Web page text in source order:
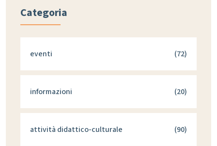
Categoria
eventi (72)
informazioni (20)
attività didattico-culturale (90)